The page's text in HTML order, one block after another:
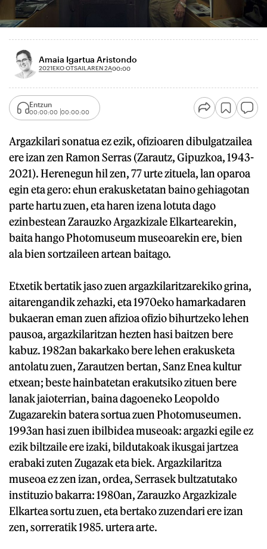
Amaia Igartua Aristondo
2021EKO OTSAILAREN 2A00:00
Entzun
00:00:00 00:00:00
Argazkilari sonatua ez ezik, ofizioaren dibulgatzailea
ere izan zen Ramon Serras (Zarautz, Gipuzkoa, 1943-
2021). Herenegun hil zen, 77 urte zituela, lan oparoa
egin eta gero: ehun erakusketatan baino gehiagotan
parte hartu zuen, eta haren izena lotuta dago
ezinbestean Zarauzko Argazkizale Elkartearekin,
baita hango Photomuseum museoarekin ere, bien
ala bien sortzaileen artean baitago.
Etxetik bertatik jaso zuen argazkilaritzarekiko grina,
aitarengandik zehazki, eta 1970eko hamarkadaren
bukaeran eman zuen afizioa ofizio bihurtzeko lehen
pausoa, argazkilaritzan hezten hasi baitzen bere
kabuz. 1982an bakarkako bere lehen erakusketa
antolatu zuen, Zarautzen bertan, Sanz Enea kultur
etxean; beste hainbatetan erakutsiko zituen bere
lanak jaioterrian, baina dagoeneko Leopoldo
Zugazarekin batera sortua zuen Photomuseumen.
1993an hasi zuen ibilbidea museoak: argazki egile ez
ezik biltzaile ere izaki, bildutakoak ikusgai jartzea
erabaki zuten Zugazak eta biek. Argazkilaritza
museoa ez zen izan, ordea, Serrasek bultzatutako
instituzio bakarra: 1980an, Zarauzko Argazkizale
Elkartea sortu zuen, eta bertako zuzendari ere izan
zen, sorreratik 1985. urtera arte.